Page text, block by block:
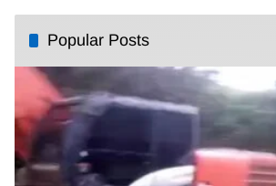
Popular Posts